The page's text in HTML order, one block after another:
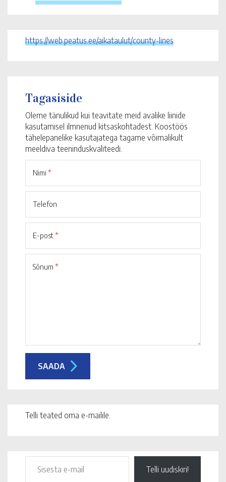
https://web.peatus.ee/aikataulut/county-lines
Tagasiside
Oleme tänulikud kui teavitate meid avalike liinide
kasutamisel ilmnenud kitsaskohtadest. Koostöös
tähelepanelike kasutajatega tagame võimalikult
meeldiva teeninduskvaliteedi.
Nimi *
Telefon
E-post*
Sõnum *
Telli teated oma e-mailile.
Telli uudiskiri!